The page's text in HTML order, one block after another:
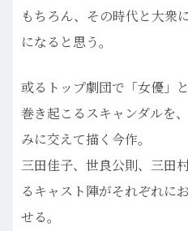
もちろん、その時代と大衆
になると思う。
或るトップ劇団で「女優」
巻き起こるスキャンダルを
みに交えて描く今作。
三田佳子、世良公則、三田
るキャスト陣がそれぞれに
せる。